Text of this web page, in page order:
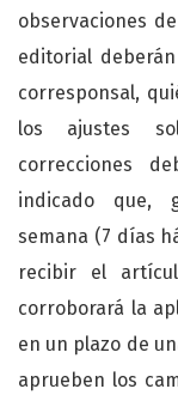
observaciones
editorial
corresponsal,
los ajustes
correcciones
indicado que,
semana (7 días
recibir el
corroborará la
en un plazo de
aprueben los